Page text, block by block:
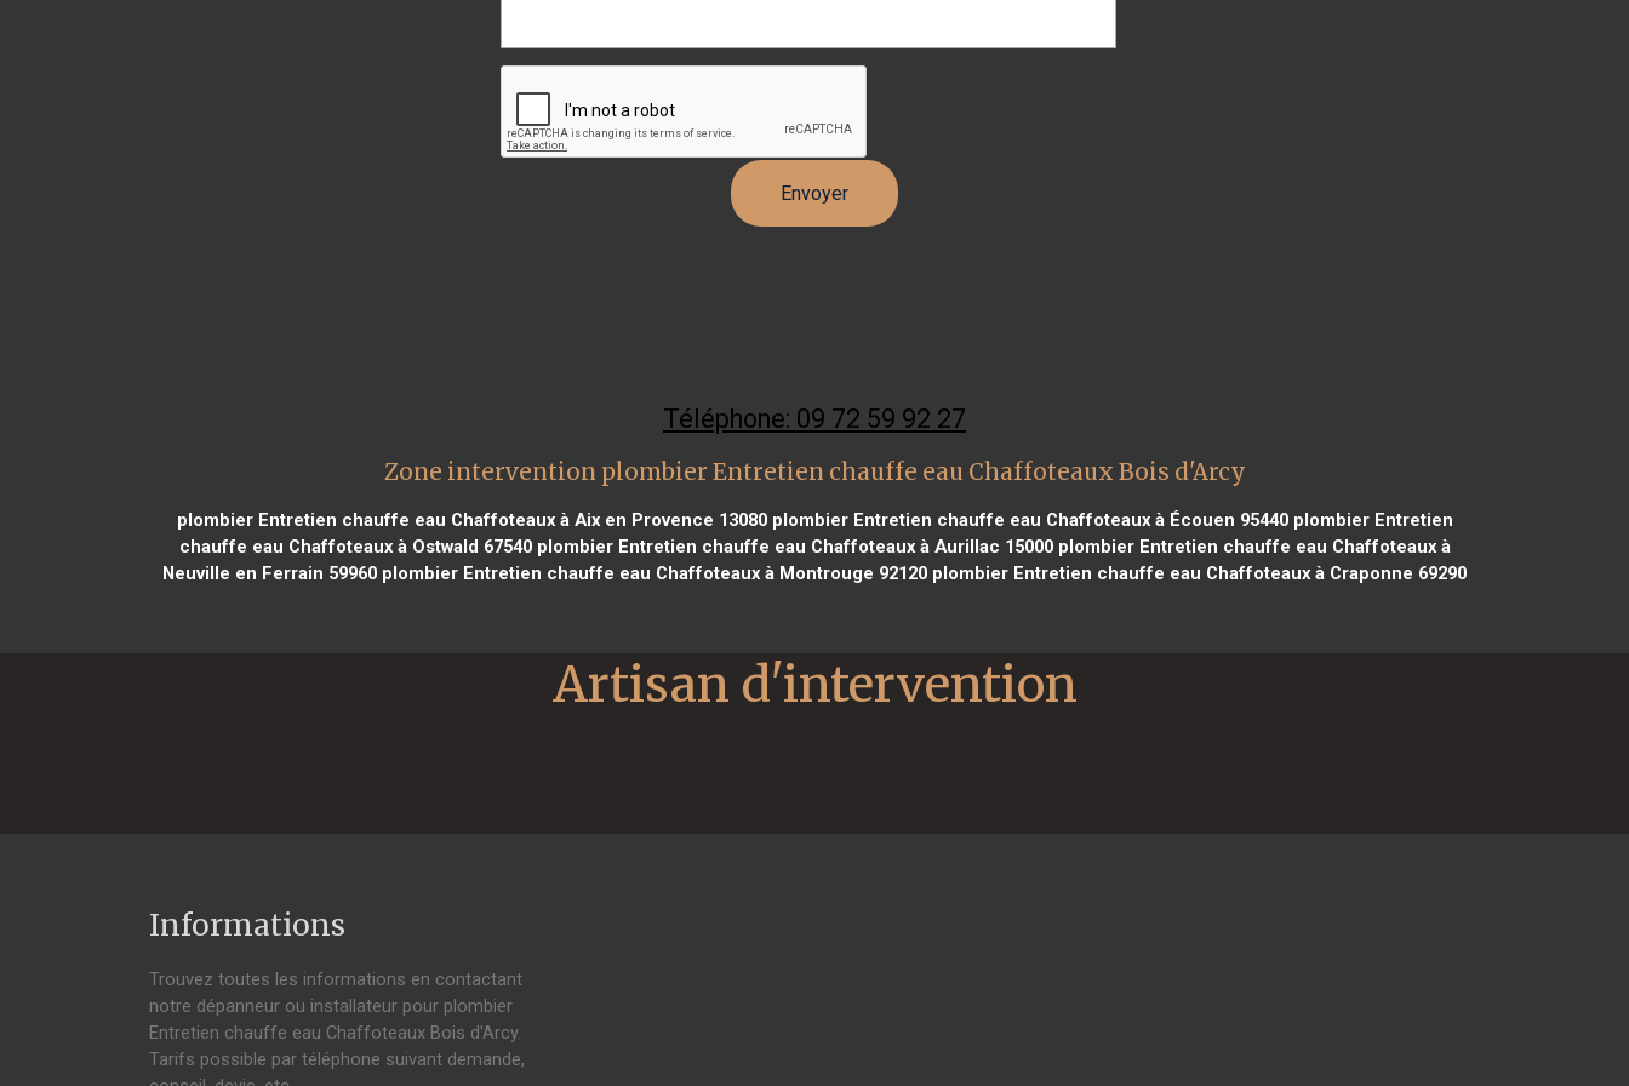
Téléphone: 09 72 59 92 27
Zone intervention plombier Entretien chauffe eau Chaffoteaux Bois d'Arcy
plombier Entretien chauffe eau Chaffoteaux à Aix en Provence 13080plombier Entretien chauffe eau Chaffoteaux à Écouen 95440plombier Entretien
chauffe eau Chaffoteaux à Ostwald 67540plombier Entretien chauffe eau Chaffoteaux à Aurillac 15000plombier Entretien chauffe eau Chaffoteaux à
Neuville en Ferrain 59960 plombier Entretien chauffe eau Chaffoteaux à Montrouge 92120 plombier Entretien chauffe eau Chaffoteaux à Craponne 69290
Informations
Trouvez toutes les informations en contactant
notre dépanneur ou installateur pour plombier
Entretien chauffe eau Chaffoteaux Bois d'Arcy.
Tarifs possible par téléphone suivant demande,
Artisan d'intervention